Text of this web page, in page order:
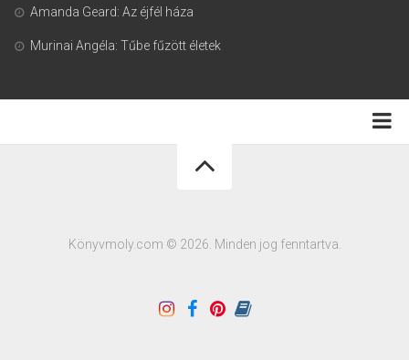
Amanda Geard: Az éjfél háza
Murinai Angéla: Tűbe fűzött életek
Könyvmoly.com © 2026. Minden jog fenntartva.